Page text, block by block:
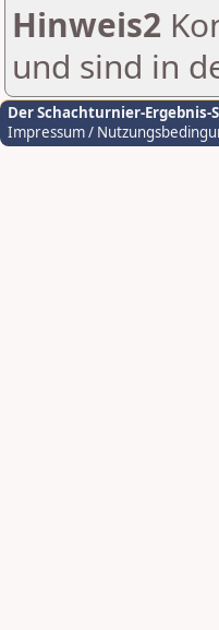
Hinweis2
und sind in
Der Schachturnier-Ergebnis-
Impressum /